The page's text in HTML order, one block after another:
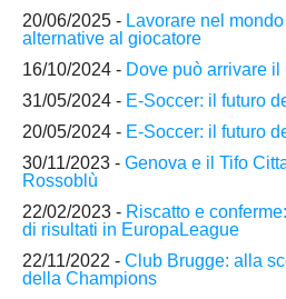
20/06/2025 - Lavorare nel
alternative al giocatore
16/10/2024 - Dove può arrivare
31/05/2024 - E-Soccer: il futuro
20/05/2024 - E-Soccer: il futuro
30/11/2023 - Genova e il Tifo
Rossoblù
22/02/2023 - Riscatto e
di risultati in EuropaLeague
22/11/2022 - Club Brugge: alla
della Champions